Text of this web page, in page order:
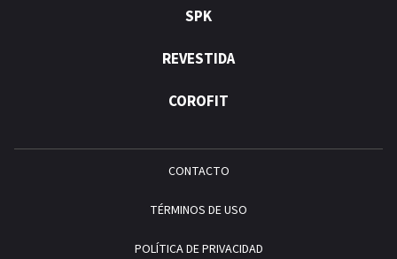
SPK
REVESTIDA
COROFIT
CONTACTO
TÉRMINOS DE USO
POLÍTICA DE PRIVACIDAD